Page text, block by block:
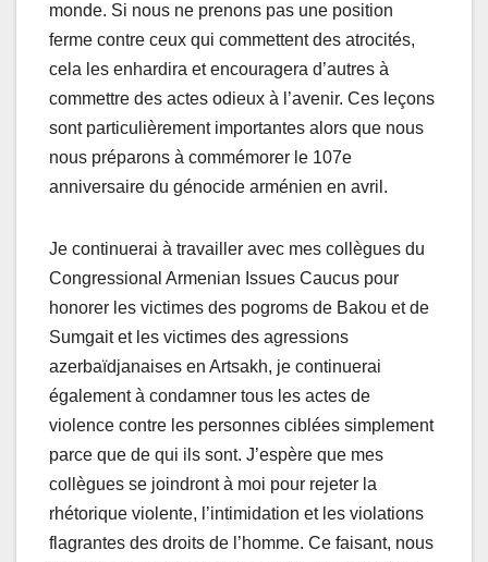
monde. Si nous ne prenons pas une position
ferme contre ceux qui commettent des atrocités,
cela les enhardira et encouragera d’autres à
commettre des actes odieux à l’avenir. Ces leçons
sont particulièrement importantes alors que nous
nous préparons à commémorer le 107e
anniversaire du génocide arménien en avril.
Je continuerai à travailler avec mes collègues du
Congressional Armenian Issues Caucus pour
honorer les victimes des pogroms de Bakou et de
Sumgait et les victimes des agressions
azerbaïdjanaises en Artsakh, je continuerai
également à condamner tous les actes de
violence contre les personnes ciblées simplement
parce que de qui ils sont. J’espère que mes
collègues se joindront à moi pour rejeter la
rhétorique violente, l’intimidation et les violations
flagrantes des droits de l’homme. Ce faisant, nous